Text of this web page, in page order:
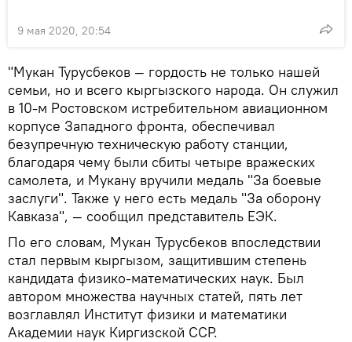
9 мая 2020, 20:54
"Мукан Турусбеков — гордость не только нашей
семьи, но и всего кыргызского народа. Он служил
в 10-м Ростовском истребительном авиационном
корпусе Западного фронта, обеспечивал
безупречную техническую работу станции,
благодаря чему были сбиты четыре вражеских
самолета, и Мукану вручили медаль "За боевые
заслуги". Также у него есть медаль "За оборону
Кавказа", — сообщил представитель ЕЭК.
По его словам, Мукан Турусбеков впоследствии
стал первым кыргызом, защитившим степень
кандидата физико-математических наук. Был
автором множества научных статей, пять лет
возглавлял Институт физики и математики
Академии наук Киргизской ССР.